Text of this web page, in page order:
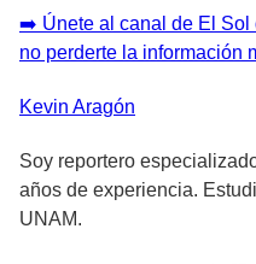
➡️ Únete al canal de El Sol
no perderte la información
Kevin Aragón
Soy reportero
años de experiencia.
UNAM.